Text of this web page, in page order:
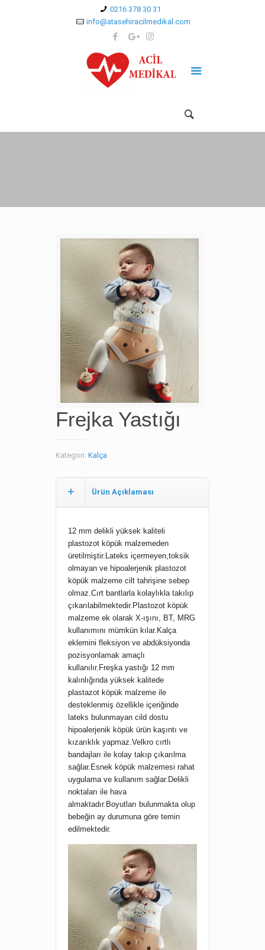
0216 378 30 31
info@atasehiracilmedikal.com
Frejka Yastığı
Kategori: Kalça
Ürün Açıklaması
12 mm delikli yüksek kaliteli
plastozot köpük malzemeden
üretilmiştir.Lateks içermeyen,toksik
olmayan ve hipoalerjenik plastozot
köpük malzeme cilt tahrişine sebep
olmaz.Cırt bantlarla kolaylıkla takılıp
çıkarılabilmektedir.Plastozot köpük
malzeme ek olarak X-ışını, BT, MRG
kullanımını mümkün kılar.Kalça
eklemini fleksiyon ve abdüksiyonda
pozisyonlamak amaçlı
kullanılır.Freşka yastığı 12 mm
kalınlığında yüksek kalitede
plastazot köpük malzeme ile
desteklenmiş özellikle içeriğinde
lateks bulunmayan cild dostu
hipoalerjenik köpük ürün kaşıntı ve
kızarıklık yapmaz.Velkro cırtlı
bandajları ile kolay takıp çıkarılma
sağlar.Esnek köpük malzemesi rahat
uygulama ve kullanım sağlar.Delikli
noktaları ile hava
almaktadır.Boyutları bulunmakta olup
bebeğin ay durumuna göre temin
edilmektedir.